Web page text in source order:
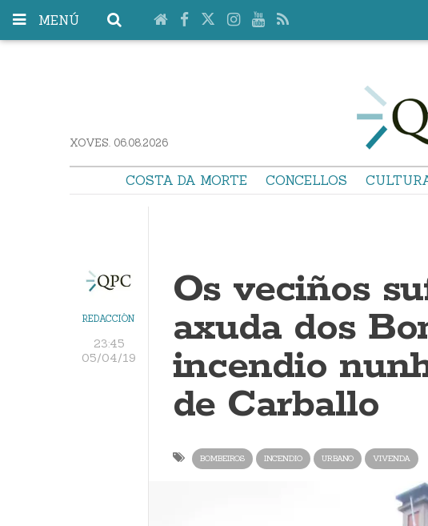
MENÚ
XOVES. 06.08.2026
COSTA DA MORTE CONCELLOS
REDACCIÓN
23:45
05/04/19
Os veciños
axuda dos
incendio
de Carballo
BOMBEIROS INCENDIO URBANO VIVENDA